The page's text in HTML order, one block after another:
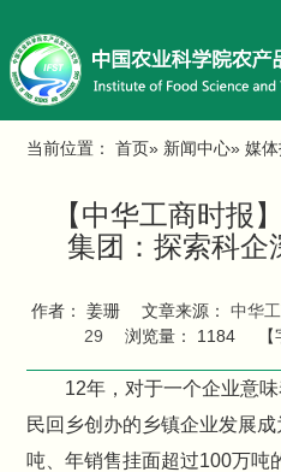
当前位置：首页» 新闻中心» 媒
【中华工商时报
集团：探索科企
作者： 姜珊 文章来源： 中华
29
浏览量： 1184
12年，对于一个企业意
民回乡创办的乡镇企业发展
吨、年销售挂面超过100万吨